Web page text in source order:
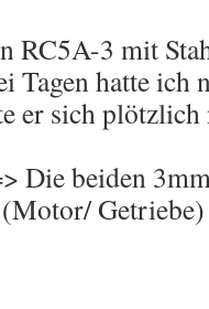
RC5A-3 mit
Tagen hatte ich
er sich
Die beiden
Getriebe)